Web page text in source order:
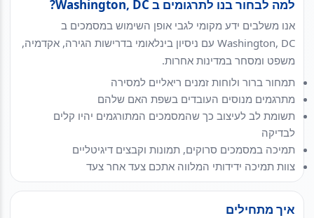
למה לבחור בנו לתרגומים ב Washington, DC?
אנו משלבים ידע מקומי לגבי אופן השימוש במסמכים ב
Washington, DC עם ניסיון בינלאומי בדרישות הגירה, אקדמיה,
משפט ומסחר במדינות אחרות.
תמחור ברור ולוחות זמנים ריאליים למסירה
מתרגמים מנוסים העובדים בשפת האם שלהם
תשומת לב לעיצוב כך שהמסמכים המתורגמים יהיו קלים
לבדיקה
תמיכה במסמכים סרוקים, תמונות וקבצים דיגיטליים
צוות תמיכה ידידותי המלווה אתכם צעד אחר צעד
איך מתחילים